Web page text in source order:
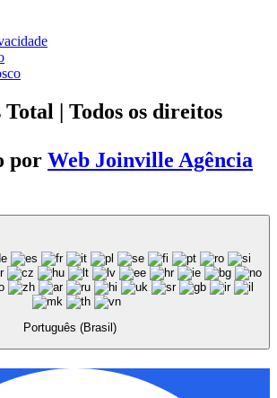
Total | Todos os direitos
por Web Joinville Agência
Português (Brasil)